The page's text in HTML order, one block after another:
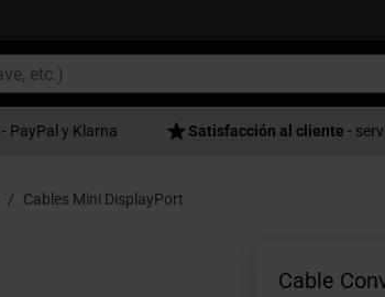
- PayPal y Klarna Satisfacción al cliente -
Cables Mini DisplayPort
Cable